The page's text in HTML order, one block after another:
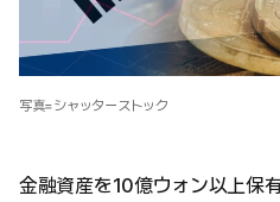
写真=シャッターストック
金融資産を10億ウォン以上保